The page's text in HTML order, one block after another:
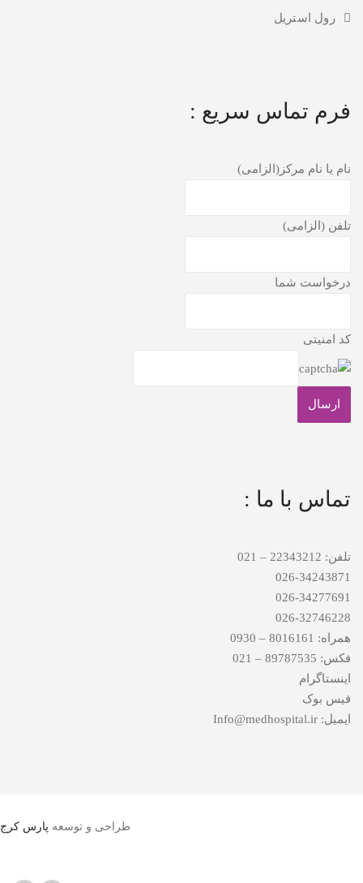
رول استریل
فرم تماس سریع :
نام یا نام مرکز(الزامی)
تلفن (الزامی)
درخواست شما
کد امنیتی
تماس با ما :
تلفن: 22343212 – 021
026-34243871
026-34277691
026-32746228
همراه: 8016161 – 0930
فکس: 89787535 – 021
اینستاگرام
فیس بوک
ایمیل: Info@medhospital.ir
طراحی و توسعه پارس کرج